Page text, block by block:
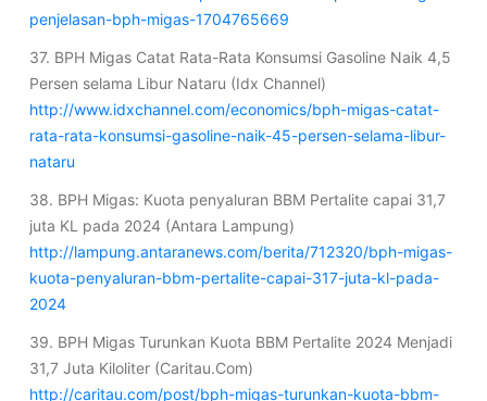
penjelasan-bph-migas-1704765669
37. BPH Migas Catat Rata-Rata Konsumsi Gasoline Naik 4,5
Persen selama Libur Nataru (Idx Channel)
http://www.idxchannel.com/economics/bph-migas-catat-
rata-rata-konsumsi-gasoline-naik-45-persen-selama-libur-
nataru
38. BPH Migas: Kuota penyaluran BBM Pertalite capai 31,7
juta KL pada 2024 (Antara Lampung)
http://lampung.antaranews.com/berita/712320/bph-migas-
kuota-penyaluran-bbm-pertalite-capai-317-juta-kl-pada-
2024
39. BPH Migas Turunkan Kuota BBM Pertalite 2024 Menjadi
31,7 Juta Kiloliter (Caritau.Com)
http://caritau.com/post/bph-migas-turunkan-kuota-bbm-